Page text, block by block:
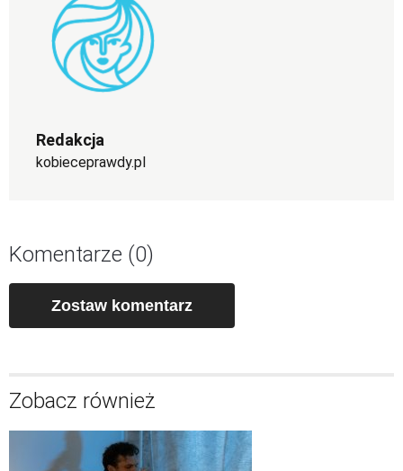
Redakcja
kobieceprawdy.pl
Komentarze (0)
Zostaw komentarz
Zobacz również